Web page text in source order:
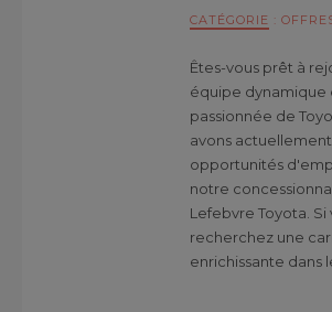
CATÉGORIE :
Êtes-vous prêt à
équipe dynamique
passionnée de
avons
opportunités
notre
Lefebvre Toyota. Si
recherchez une
enrichissante dans